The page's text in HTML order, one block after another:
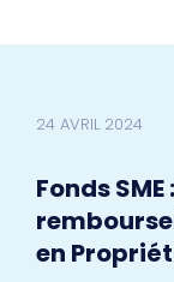
Fonds
en
24 AVRIL 2024